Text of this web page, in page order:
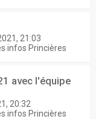
21:03
infos Princières
avec l'équipe
20:32
infos Princières